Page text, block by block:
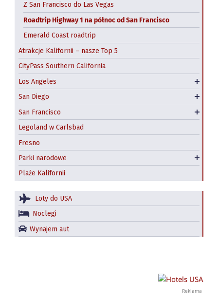
Z San Francisco do Las Vegas
Roadtrip Highway 1 na północ od San Francisco
Emerald Coast roadtrip
Atrakcje Kalifornii – nasze Top 5
CityPass Southern California
Los Angeles
Museum Row i Miracle Mile
Santa Monica
Venice Beach
Universal Studios Hollywood
Najlepsze outlety w Los Angeles
Darmowe atrakcje Los Angeles
San Diego
Liberty Public Market
San Diego Zoo
Seaport Village
SeaWorld w San Diego
USS Midway
Darmowe atrakcje San Diego
Hostele w San Diego
San Francisco
Golden Gate
Tramwaje linowe
Exploratorium
California Academy of Sciences
Wycieczki z San Francisco
Transport miejski
Hotele w San Francisco
Hostel
Legoland w Carlsbad
Fresno
Parki narodowe
Park narodowy Yosemite
Redwood National and State Parks
Plaże Kalifornii
Loty do USA
Noclegi
Wynajem aut
Reklama